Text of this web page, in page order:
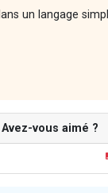
un langage
Avez-vous aimé ?